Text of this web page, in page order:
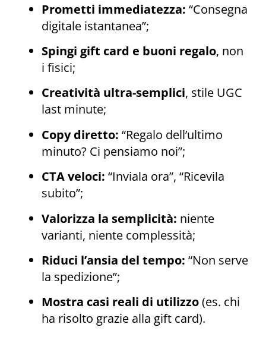
Prometti immediatezza: “Consegna
digitale istantanea”;
Spingi gift card e buoni regalo, non
i fisici;
Creatività ultra-semplici, stile UGC
last minute;
Copy diretto: “Regalo dell’ultimo
minuto? Ci pensiamo noi”;
CTA veloci: “Inviala ora”, “Ricevila
subito”;
Valorizza la semplicità: niente
varianti, niente complessità;
Riduci l’ansia del tempo: “Non serve
la spedizione”;
Mostra casi reali di utilizzo(es. chi
ha risolto grazie alla gift card).